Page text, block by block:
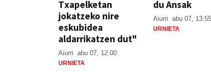
Txapelketan
jokatzeko nire
eskubidea
aldarrikatzen dut"
Aiurri abu 07, 12:00
URNIETA
du Ansak
Aiurri abu 07, 13:55
URNIETA